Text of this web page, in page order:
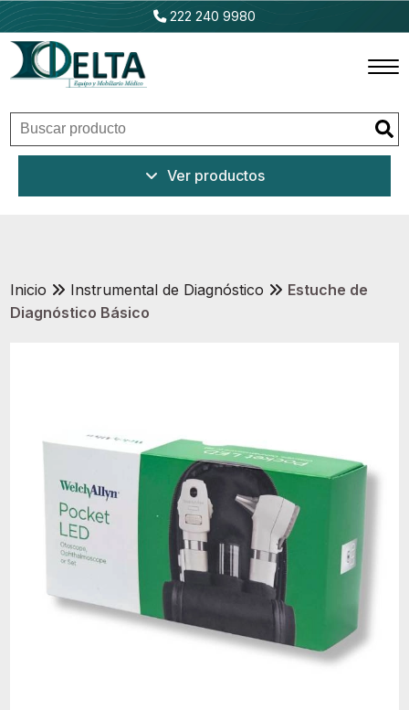
222 240 9980
Inicio
Outlet
Ver productos
Inicio Instrumental de Diagnóstico
Estuche de
Diagnóstico Básico